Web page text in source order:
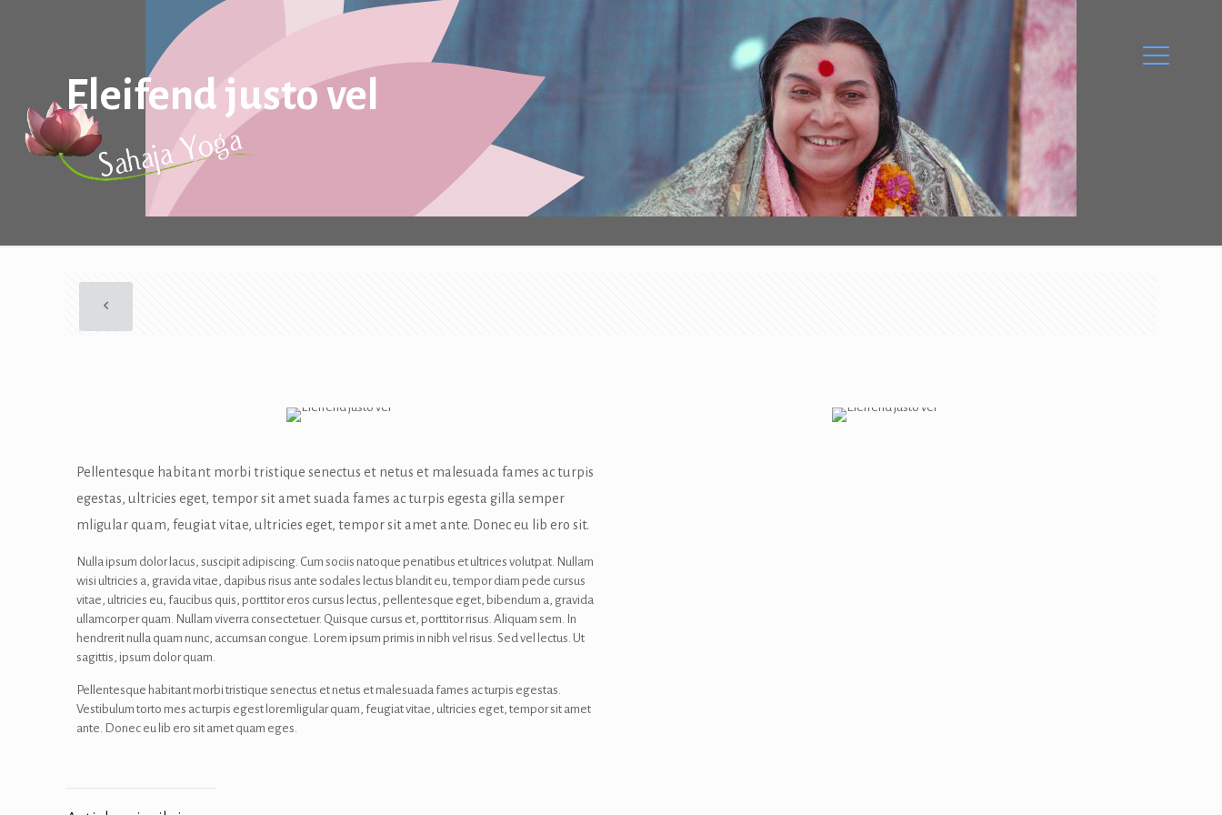
Eleifend justo vel
Pellentesque habitant morbi tristique senectus et netus et malesuada fames ac turpis
egestas, ultricies eget, tempor sit amet suada fames ac turpis egesta gilla semper
mligular quam, feugiat vitae, ultricies eget, tempor sit amet ante. Donec eu lib ero sit.
Nulla ipsum dolor lacus, suscipit adipiscing. Cum sociis natoque penatibus et ultrices volutpat. Nullam
wisi ultricies a, gravida vitae, dapibus risus ante sodales lectus blandit eu, tempor diam pede cursus
vitae, ultricies eu, faucibus quis, porttitor eros cursus lectus, pellentesque eget, bibendum a, gravida
ullamcorper quam. Nullam viverra consectetuer. Quisque cursus et, porttitor risus. Aliquam sem. In
hendrerit nulla quam nunc, accumsan congue. Lorem ipsum primis in nibh vel risus. Sed vel lectus. Ut
sagittis, ipsum dolor quam.
Pellentesque habitant morbi tristique senectus et netus et malesuada fames ac turpis egestas.
Vestibulum torto mes ac turpis egest loremligular quam, feugiat vitae, ultricies eget, tempor sit amet
ante. Donec eu lib ero sit amet quam eges.